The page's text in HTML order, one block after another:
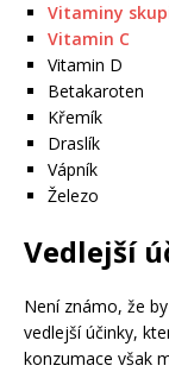
Vitaminy
Vitamin C
Vitamin D
Betakaroten
Křemík
Draslík
Vápník
Železo
Vedlejší
Není známo, že
vedlejší účinky,
konzumace však